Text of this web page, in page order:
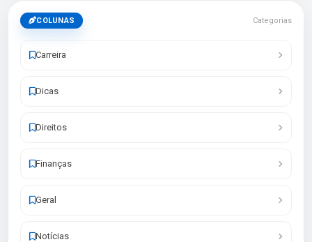
COLUNAS Categorias
Carreira
Dicas
Direitos
Finanças
Geral
Notícias